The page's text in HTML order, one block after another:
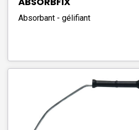
Absorbant - gélifiant